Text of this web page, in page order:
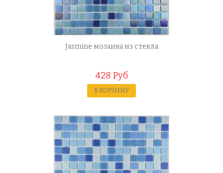
Jasmine мозаика из стекла
428 Руб
В КОРЗИНУ